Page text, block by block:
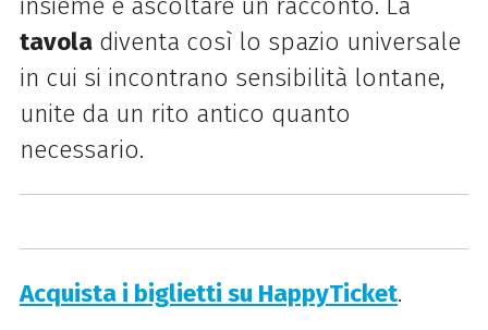
insieme e ascoltare un racconto. La
tavoladiventa così lo spazio universale
in cui si incontrano sensibilità lontane,
unite da un rito antico quanto
necessario.
Acquista i biglietti su HappyTicket.